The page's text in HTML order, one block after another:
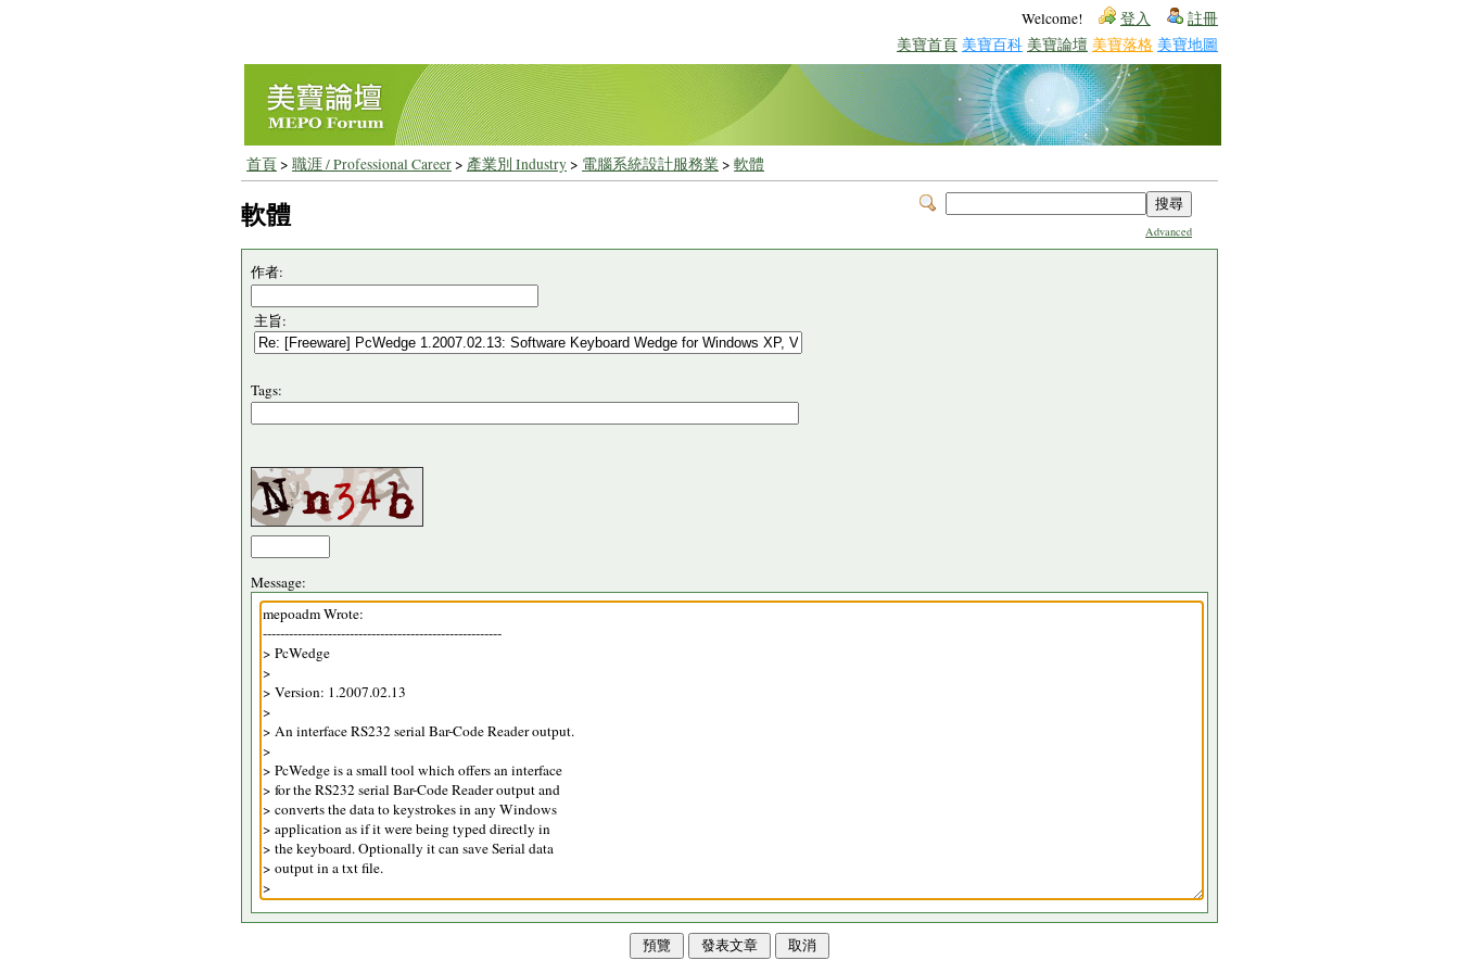
Welcome! 登入 註冊
美寶首頁 美寶百科 美寶論壇 美寶落格 美寶地圖
首頁> 職涯 / Professional Career> 產業別 Industry> 電腦系統設計服務業> 軟體
Advanced
軟體
作者:
主旨:
Tags:
Message: